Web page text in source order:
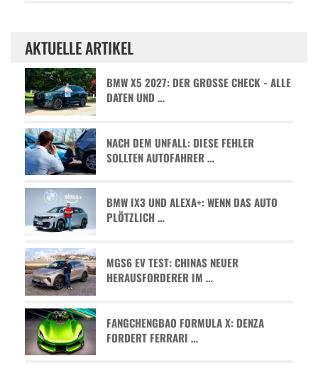
AKTUELLE ARTIKEL
BMW X5 2027: DER GROSSE CHECK - ALLE D
ATEN UND …
NACH DEM UNFALL: DIESE FEHLER
SOLLTEN AUTOFAHRER …
BMW IX3 UND ALEXA+: WENN DAS AUTO
PLÖTZLICH …
MGS6 EV TEST: CHINAS NEUER
HERAUSFORDERER IM …
FANGCHENGBAO FORMULA X: DENZA
FORDERT FERRARI …